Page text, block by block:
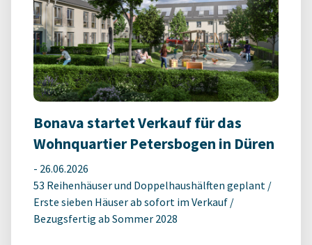
Bonava startet Verkauf für das
Wohnquartier Petersbogen in Düren
- 26.06.2026
53 Reihenhäuser und Doppelhaushälften geplant /
Erste sieben Häuser ab sofort im Verkauf /
Bezugsfertig ab Sommer 2028